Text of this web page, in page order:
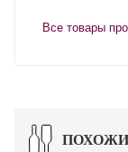
Все товары